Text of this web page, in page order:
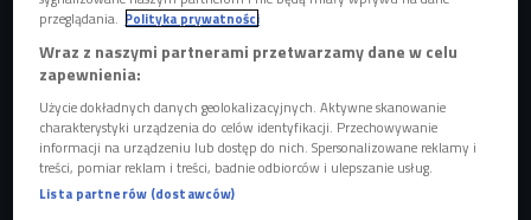
Marcinem Kępką o przemocy rówieśniczej.
Współcześnie przemoc rówieśnicza może być przemocą
psychiczną, fizyczną, ale też technologiczną, która wiąże
się z obecnością dzieci i nastolatków w sieci. Internet,
nowe technologie, media społęcznościowe "przyniosły" ze
przeglądania. Polityka prywatności
Wraz z naszymi partnerami przetwarzamy dane w celu
zapewnienia:
Użycie dokładnych danych geolokalizacyjnych. Aktywne skanowanie
charakterystyki urządzenia do celów identyfikacji. Przechowywanie
informacji na urządzeniu lub dostęp do nich. Spersonalizowane reklamy i
treści, pomiar reklam i treści, badnie odbiorców i ulepszanie usług.
Lista partnerów (dostawców)